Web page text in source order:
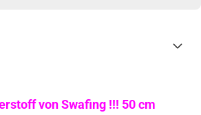
von Swafing !!! 50 cm